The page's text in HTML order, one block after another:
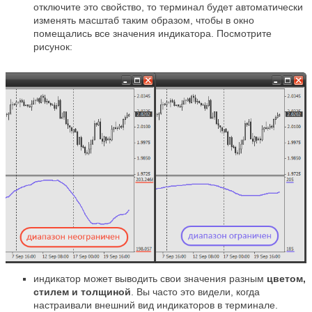
отключите это свойство, то терминал будет автоматически
изменять масштаб таким образом, чтобы в окно
помещались все значения индикатора. Посмотрите
рисунок:
индикатор может выводить свои значения разным цветом,
стилем и толщиной . Вы часто это видели, когда
настраивали внешний вид индикаторов в терминале.